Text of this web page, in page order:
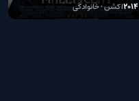
2014اکشن • خانوادگی